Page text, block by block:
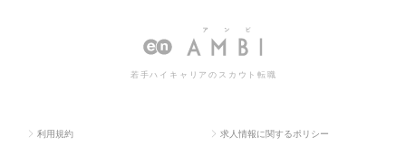
b・通信系）の 平均残業 月間15時間）の求人情報
若手ハイキャリアのスカウト転職
利用規約 求人情報に関するポリシー